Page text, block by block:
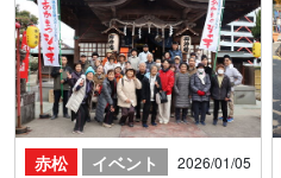
赤松 イベント 2026/01/05